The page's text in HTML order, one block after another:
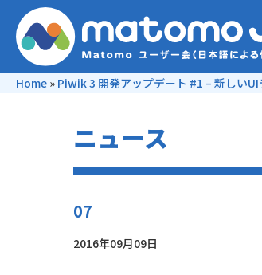
Home » Piwik 3 開発アップデート #1 – 新しい
ニュース
07
2016年09月09日